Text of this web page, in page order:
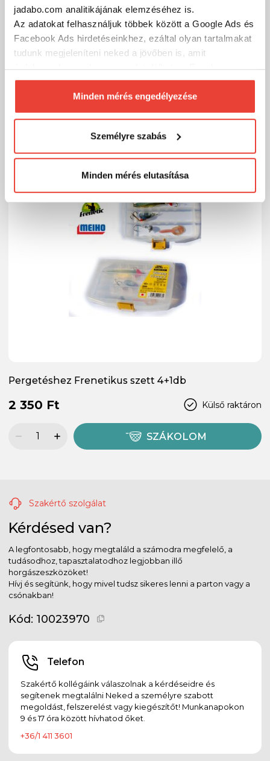
jadabo.com analitikájának elemzéséhez is.
Az adatokat felhasználjuk többek között a Google Ads és
Facebook Ads hirdetéseinkhez, ezáltal olyan tartalmakat
tudunk megjeleníteni neked a jövőben is, amit
biztosításához arra kérünk, hogy engedd meg
számunkra minden mérés használatát.
Természetesensoha semmilyen formában nem fogunk
megváltoztathatod a döntésed ezzel kapcsolatban.
Előre is köszönjük!
Minden mérés engedélyezése
Személyre szabás
Minden mérés elutasítása
Frenetic Pergetéshez Mepps körforgó szett 4+1db
Külső raktáron
5 280 Ft
SZÁKOLOM
Pergetéshez Frenetikus szett 4+1db
Külső raktáron
2 350 Ft
SZÁKOLOM
Szakértő szolgálat
Kérdésed van?
A legfontosabb, hogy megtaláld a számodra megfelelő, a
tudásodhoz, tapasztalatodhoz legjobban illő
horgászeszközöket!
Hívj és segítünk, hogy mivel tudsz sikeres lenni a parton vagy a
csónakban!
Kód: 10023970
Telefon
Szakértő kollégáink válaszolnak a kérdéseidre és
segítenek megtalálni Neked a személyre szabott
megoldást, felszerelést vagy kiegészítőt! Munkanapokon
9 és 17 óra között hívhatod őket.
+36/1 411 3601